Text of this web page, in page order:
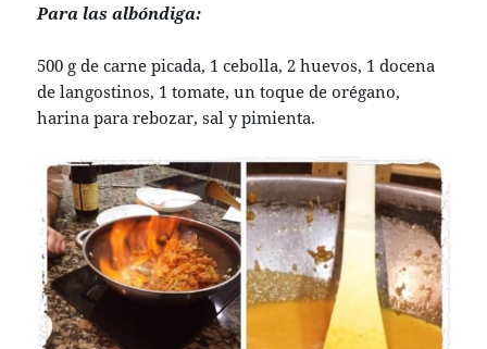
Para las albóndiga:
500 g de carne picada, 1 cebolla, 2 huevos, 1 docena
de langostinos, 1 tomate, un toque de orégano,
harina para rebozar, sal y pimienta.